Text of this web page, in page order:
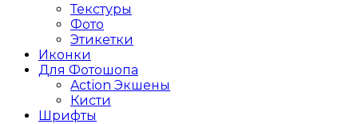
Текстуры
Фото
Этикетки
Иконки
Для Фотошопа
Action Экшены
Кисти
Шрифты